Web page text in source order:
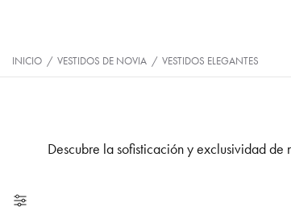
INICIO / VESTIDOS DE NOVIA / VESTIDOS ELEGANTES
Descubre la sofisticación y exclusividad